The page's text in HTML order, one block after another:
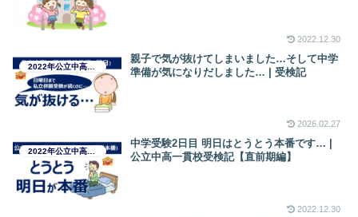
2022.12.30
親子で気が抜けてしまいました…そして中学
準備が気になりだしました… | 受検記
2026.02.27
2022年公立中高一貫校受検日記
中学受験2日目 明日はとうとう本番です… |
公立中高一貫校受検記【直前期編】
2022.12.30